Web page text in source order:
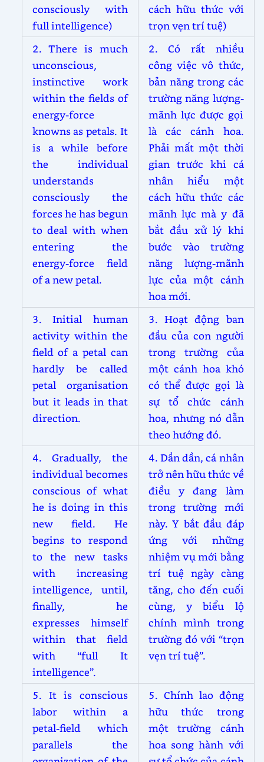
consciously with
full intelligence)
cách hữu thức với
trọn vẹn trí tuệ)
2. There is much
unconscious,
instinctive work
within the fields of
energy-force
knowns as petals. It
is a while before
the individual
understands
consciously the
forces he has begun
to deal with when
entering the
energy-force field
of a new petal.
2. Có rất nhiều
công việc vô thức,
bản năng trong các
trường năng lượng-
mãnh lực được gọi
là các cánh hoa.
Phải mất một thời
gian trước khi cá
nhân hiểu một
cách hữu thức các
mãnh lực mà y đã
bắt đầu xử lý khi
bước vào trường
năng lượng-mãnh
lực của một cánh
hoa mới.
3. Initial human
activity within the
field of a petal can
hardly be called
petal organisation
but it leads in that
direction.
3. Hoạt động ban
đầu của con người
trong trường của
một cánh hoa khó
có thể được gọi là
sự tổ chức cánh
hoa, nhưng nó dẫn
theo hướng đó.
4. Gradually, the
individual becomes
conscious of what
he is doing in this
new field. He
begins to respond
to the new tasks
with increasing
intelligence, until,
finally, he
expresses himself
within that field
with “full It
intelligence”.
4. Dần dần, cá nhân
trở nên hữu thức về
điều y đang làm
trong trường mới
này. Y bắt đầu đáp
ứng với những
nhiệm vụ mới bằng
trí tuệ ngày càng
tăng, cho đến cuối
cùng, y biểu lộ
chính mình trong
trường đó với “trọn
vẹn trí tuệ”.
5. It is conscious
labor within a
petal-field which
parallels the
5. Chính lao động
hữu thức trong
một trường cánh
hoa song hành với